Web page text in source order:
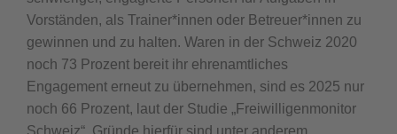
Vorständen, als Trainer*innen oder Betreuer*innen zu
gewinnen und zu halten. Waren in der Schweiz 2020
noch 73 Prozent bereit ihr ehrenamtliches
Engagement erneut zu übernehmen, sind es 2025 nur
noch 66 Prozent, laut der Studie „Freiwilligenmonitor
Schweiz“. Gründe hierfür sind unter anderem